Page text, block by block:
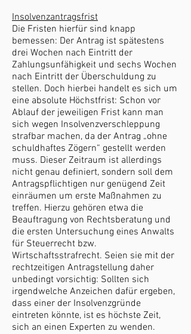
Insolvenzantragsfrist
Die Fristen hierfür sind knapp
bemessen: Der Antrag ist spätestens
drei Wochen nach Eintritt der
Zahlungsunfähigkeit und sechs Wochen
nach Eintritt der Überschuldung zu
stellen. Doch hierbei handelt es sich um
eine absolute Höchstfrist: Schon vor
Ablauf der jeweiligen Frist kann man
sich wegen Insolvenzverschleppung
strafbar machen, da der Antrag „ohne
schuldhaftes Zögern“ gestellt werden
muss. Dieser Zeitraum ist allerdings
nicht genau definiert, sondern soll dem
Antragspflichtigen nur genügend Zeit
einräumen um erste Maßnahmen zu
treffen. Hierzu gehören etwa die
Beauftragung von Rechtsberatung und
die ersten Untersuchung eines Anwalts
für Steuerrecht bzw.
Wirtschaftsstrafrecht. Seien sie mit der
rechtzeitigen Antragstellung daher
unbedingt vorsichtig: Sollten sich
irgendwelche Anzeichen dafür ergeben,
dass einer der Insolvenzgründe
eintreten könnte, ist es höchste Zeit,
sich an einen Experten zu wenden.